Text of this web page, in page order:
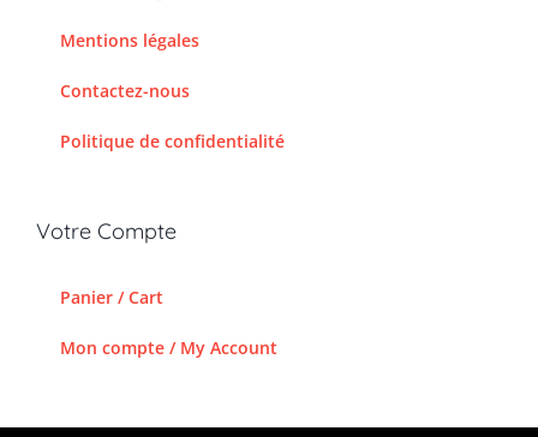
Mentions légales
Contactez-nous
Politique de confidentialité
Votre Compte
Panier / Cart
Mon compte / My Account